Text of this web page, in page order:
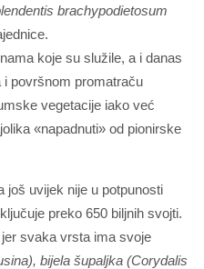
brachypodietosum
koje su služile, a i danas
i površnom promatraču
vegetacije iako već
«napadnuti» od pionirske
još uvijek nije u potpunosti
preko 650 biljnih svojti.
svaka vrsta ima svoje
bijela šupaljka (Corydalis